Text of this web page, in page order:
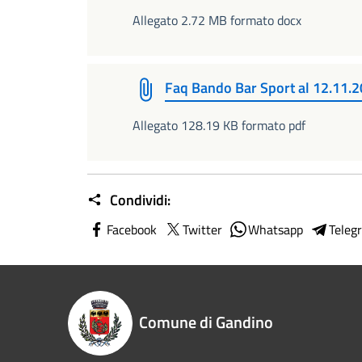
Allegato 2.72 MB formato docx
Faq Bando Bar Sport al
Allegato 128.19 KB formato pdf
Condividi:
Facebook Twitter Whatsapp
Comune di Gandino